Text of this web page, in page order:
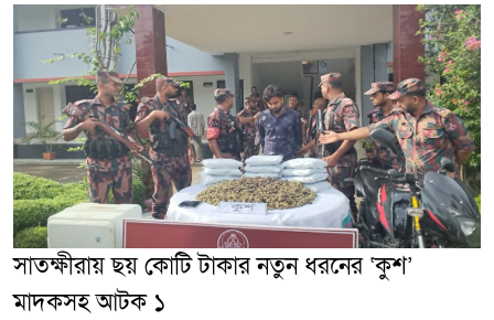
সাতক্ষীরায় ছয় কোটি টাকার নতুন ধরনের ‘কুশ’
মাদকসহ আটক ১